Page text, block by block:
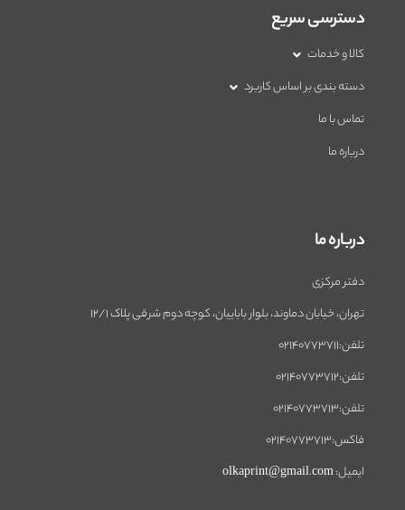
دسترسی سریع
کالا و خدمات
دسته بندی بر اساس کاربرد
تماس با ما
درباره ما
درباره ما
دفتر مرکزی
تهران، خیابان دماوند، بلوار باباییان، کوچه دوم شرقی پلاک 12/1
تلفن:02140773711
تلفن:02140773712
تلفن:02140773713
فاکس:02140773713
ایمیل: olkaprint@gmail.com